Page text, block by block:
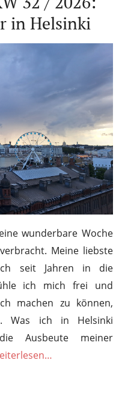
in Helsinki
wunderbare Woche
Meine liebste
seit Jahren in die
ich mich frei und
machen zu können,
Was ich in Helsinki
Ausbeute meiner